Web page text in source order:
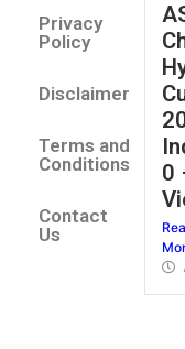
Privacy
Policy
Disclaimer
Terms and
Conditions
Contact
Us
0